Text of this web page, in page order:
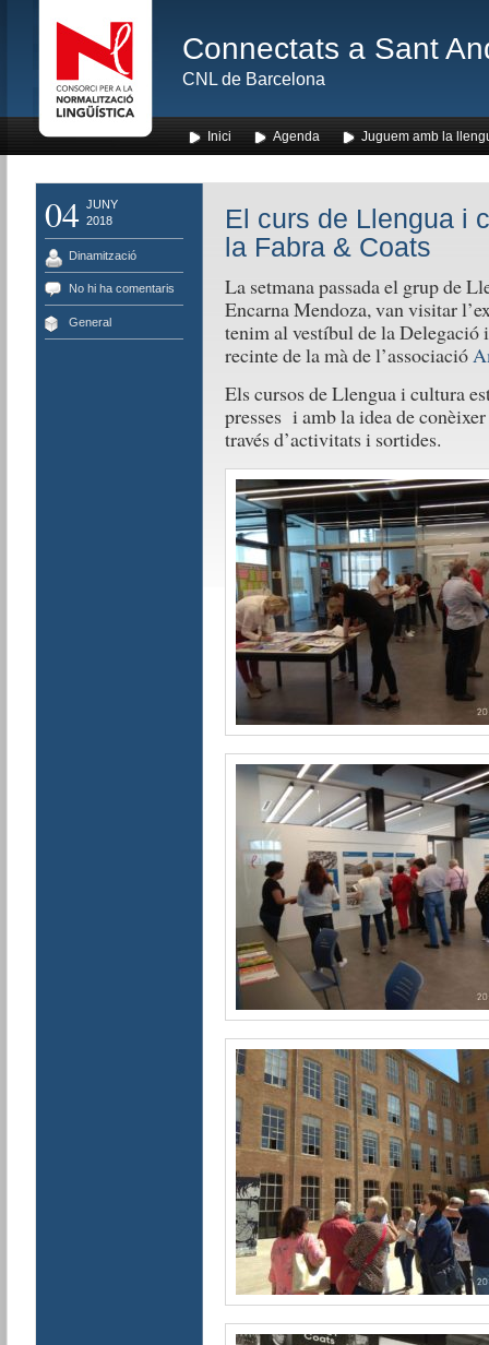
Connectats a Sant
CNL de Barcelona
Inici Agenda Juguem amb la
04 JUNY
2018
Dinamització
No hi ha comentaris
General
El curs de Llengua i
la Fabra & Coats
La setmana passada el grup de
Encarna Mendoza, van visitar
tenim al vestíbul de la Delegació
recinte de la mà de l’associació
Els cursos de Llengua i cultura
presses i amb la idea de
través d’activitats i sortides.